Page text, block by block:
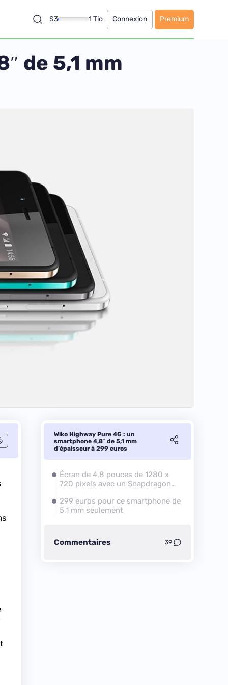
S3 1 Tio Connexion Premium
de 5,1 mm
Wiko Highway Pure 4G : un
smartphone 4,8″ de 5,1 mm
d’épaisseur à 299 euros
Écran de 4,8 pouces de 1280 x
720 pixels avec un Snapdragon
299 euros pour ce smartphone de
5,1 mm seulement
Commentaires 39